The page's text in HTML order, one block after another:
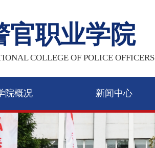
官职业学院
COLLEGE OF POLICE OFFICERS
院概况 新闻中心